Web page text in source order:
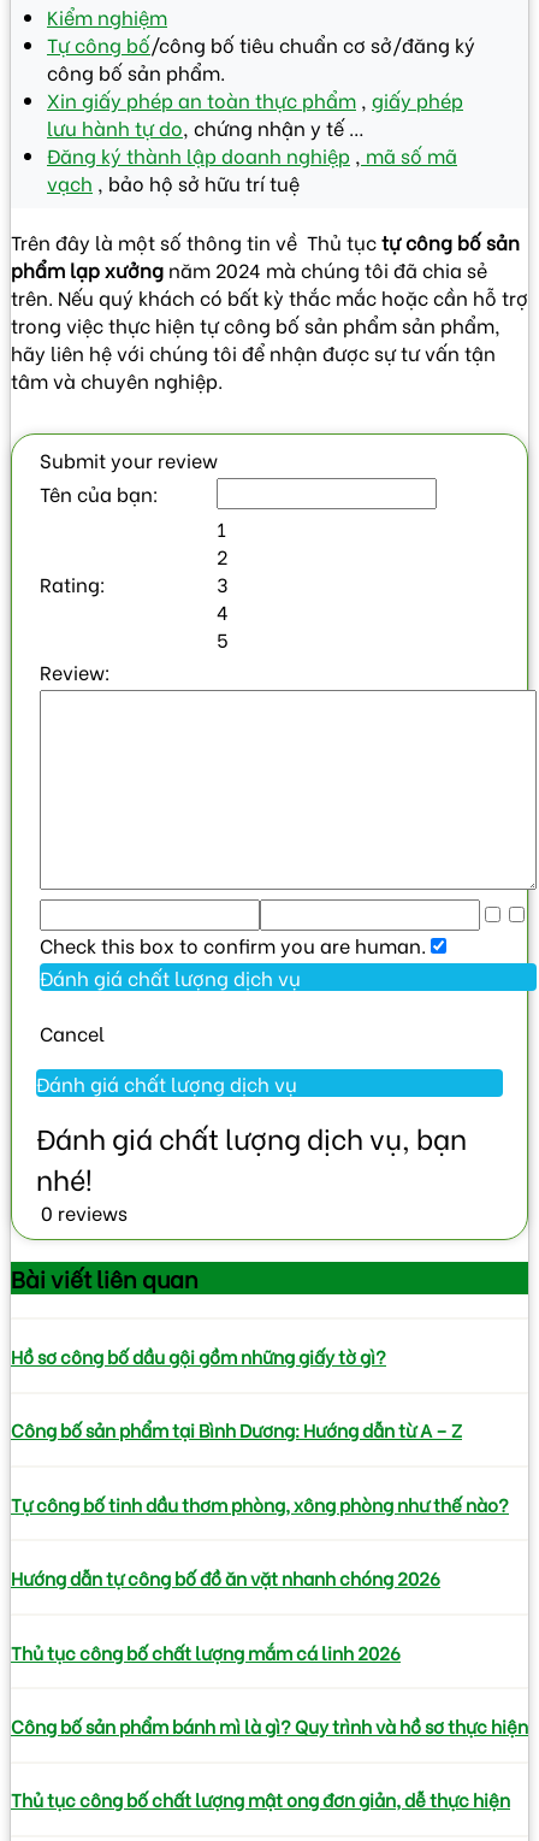
Kiểm nghiệm
Tự công bố/công bố tiêu chuẩn cơ sở/đăng ký
công bố sản phẩm.
Xin giấy phép an toàn thực phẩm , giấy phép
lưu hành tự do, chứng nhận y tế …
Đăng ký thành lập doanh nghiệp , mã số mã
vạch , bảo hộ sở hữu trí tuệ
Trên đây là một số thông tin về Thủ tụctự công bố sản
phẩm lạp xưởng năm 2024 mà chúng tôi đã chia sẻ
trên. Nếu quý khách có bất kỳ thắc mắc hoặc cần hỗ trợ
trong việc thực hiện tự công bố sản phẩm sản phẩm,
hãy liên hệ với chúng tôi để nhận được sự tư vấn tận
tâm và chuyên nghiệp.
Submit your review
Tên của bạn:
Rating:
1
2
3
4
5
Review:
Check this box to confirm you are human.
Cancel
0 reviews
Bài viếtliên quan
Hồ sơ công bố dầu gội gồm những giấy tờ gì?
Công bố sản phẩm tại Bình Dương: Hướng dẫn từ A – Z
Tự công bố tinh dầu thơm phòng, xông phòng như thế nào?
Hướng dẫn tự công bố đồ ăn vặt nhanh chóng 2026
Thủ tục công bố chất lượng mắm cá linh 2026
Công bố sản phẩm bánh mì là gì? Quy trình và hồ sơ thực hiện
Thủ tục công bố chất lượng mật ong đơn giản, dễ thực hiện